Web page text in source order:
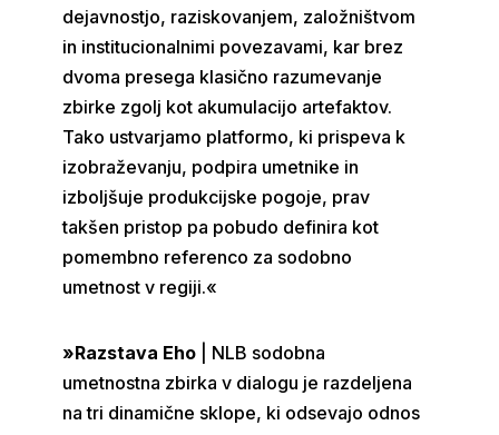
dejavnostjo, raziskovanjem, založništvom
in institucionalnimi povezavami, kar brez
dvoma presega klasično razumevanje
zbirke zgolj kot akumulacijo artefaktov.
Tako ustvarjamo platformo, ki prispeva k
izobraževanju, podpira umetnike in
izboljšuje produkcijske pogoje, prav
takšen pristop pa pobudo definira kot
pomembno referenco za sodobno
umetnost v regiji.«
»Razstava Eho | NLB sodobna
umetnostna zbirka v dialogu je razdeljena
na tri dinamične sklope, ki odsevajo odnos